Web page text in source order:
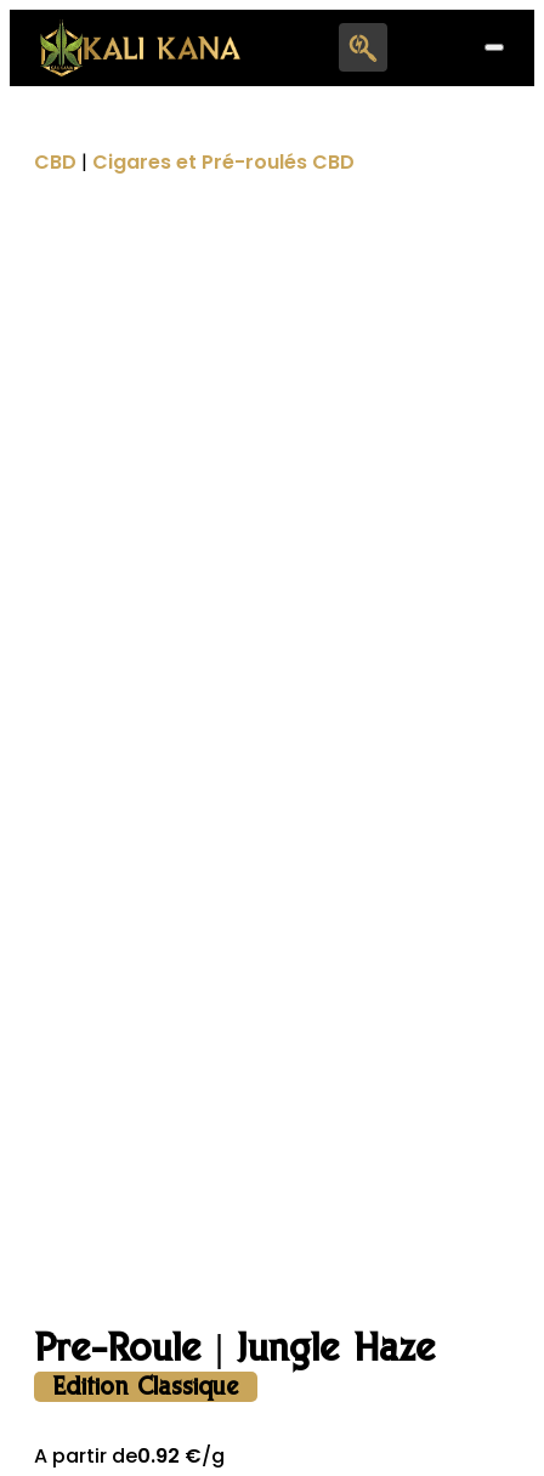
Search
CBD | Cigares et Pré-roulés CBD
Pré-Roulé | Jungle Haze
Edition Classique
A partir de0.92 €/g